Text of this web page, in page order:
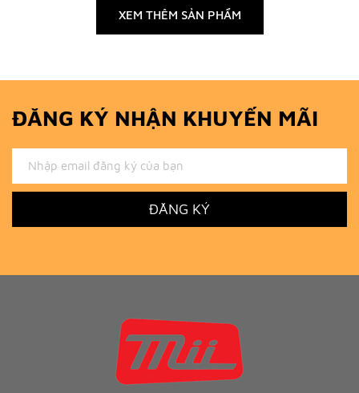
XEM THÊM SẢN PHẨM
ĐĂNG KÝ NHẬN KHUYẾN MÃI
ĐĂNG KÝ